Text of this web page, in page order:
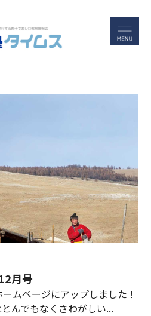
月号
ムページにアップしました！
んでもなくさわがしい...